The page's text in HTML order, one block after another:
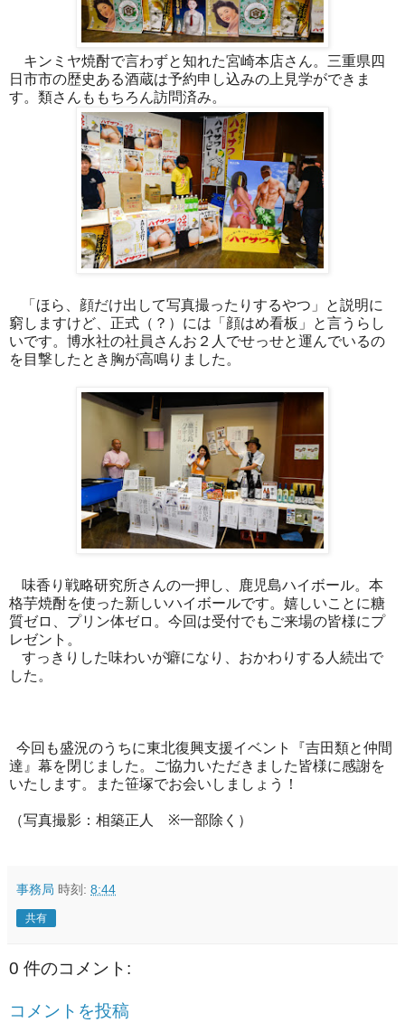
キンミヤ焼酎で言わずと知れた宮崎本店さん。三重県四
日市市の歴史ある酒蔵は予約申し込みの上見学ができま
す。類さんももちろん訪問済み。
「ほら、顔だけ出して写真撮ったりするやつ」と説明に
窮しますけど、正式（？）には「顔はめ看板」と言うらし
いです。博水社の社員さんお２人でせっせと運んでいるの
を目撃したとき胸が高鳴りました。
味香り戦略研究所さんの一押し、鹿児島ハイボール。本
格芋焼酎を使った新しいハイボールです。嬉しいことに糖
質ゼロ、プリン体ゼロ。今回は受付でもご来場の皆様にプ
レゼント。
すっきりした味わいが癖になり、おかわりする人続出で
した。
今回も盛況のうちに東北復興支援イベント『吉田類と仲間
達』幕を閉じました。ご協力いただきました皆様に感謝を
いたします。また笹塚でお会いしましょう！
（写真撮影：相築正人 ※一部除く）
事務局 時刻: 8:44
共有
0 件のコメント:
コメントを投稿